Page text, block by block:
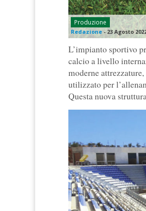
Produzione
Redazione - 23 Agosto
L’impianto sportivo
calcio a livello
moderne
utilizzato per
Questa nuova